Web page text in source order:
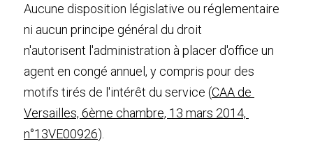
Aucune disposition législative ou réglementaire
ni aucun principe général du droit
n'autorisent l'administration à placer d'office un
agent en congé annuel, y compris pour des
motifs tirés de l'intérêt du service (CAA de
Versailles, 6ème chambre, 13 mars 2014,
n°13VE00926).